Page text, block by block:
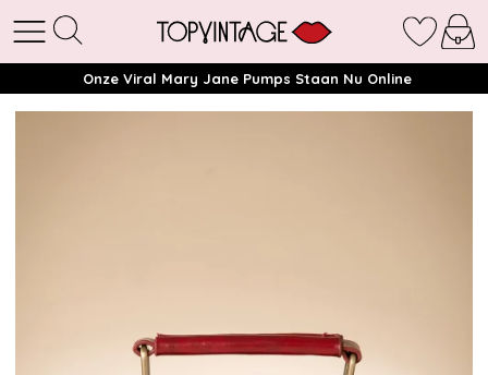
Onze Viral Mary Jane Pumps Staan Nu Online